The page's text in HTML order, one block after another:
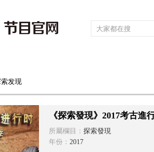
綜藝
发现
《探索發現》2017考古進
所屬欄目： 探索發現
年份： 2017